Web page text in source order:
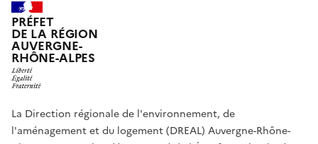
PRÉFET
DE LA RÉGION
AUVERGNE-
RHÔNE-ALPES
La Direction régionale de l'environnement, de
l'aménagement et du logement (DREAL) Auvergne-Rhône-